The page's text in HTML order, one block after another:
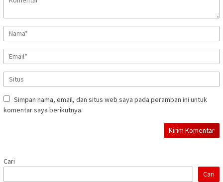
Simpan nama, email, dan situs web saya pada peramban ini untuk
komentar saya berikutnya.
Cari
Cari